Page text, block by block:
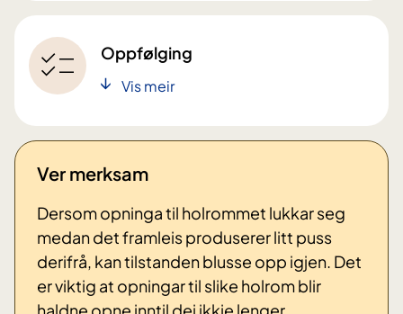
Oppfølging
Vis meir
Ver merksam
Dersom opninga til holrommet lukkar seg
medan det framleis produserer litt puss
derifrå, kan tilstanden blusse opp igjen. Det
er viktig at opningar til slike holrom blir